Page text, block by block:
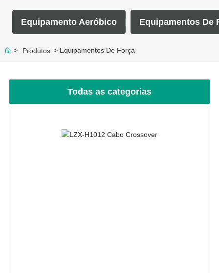
VISITAS A CLIENTES
SOBRE NÓS
FALE CONOSCO
LÍNGUA
Equipamento Aeróbico Equipamentos De
Produtos Equipamentos De Força
Todas as categorias